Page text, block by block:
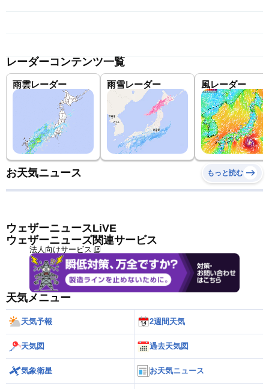
レーダーコンテンツ一覧
雨雲レーダー 雨雪レーダー 風レーダー
お天気ニュース もっと読む
ウェザーニュースLiVE
ウェザーニューズ関連サービス
法人向けサービス
天気メニュー
天気予報 2週間天気
天気図 過去天気図
気象衛星 お天気ニュース